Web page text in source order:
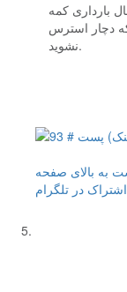
بارداری کمه
که دچار استرس
نشوید.
به بالای صفحه
اشتراک در تلگرام